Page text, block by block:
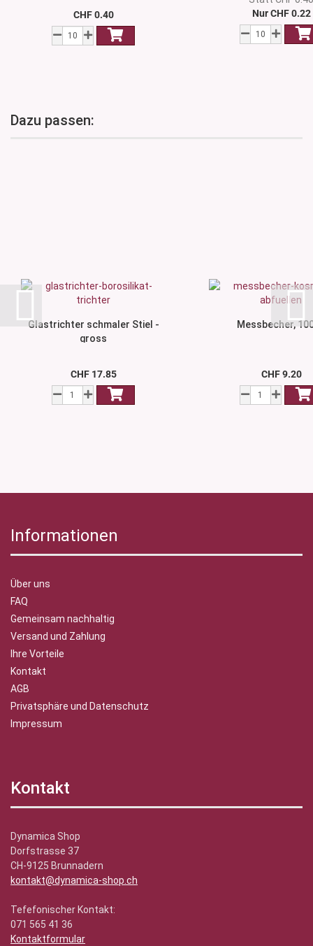
CHF 0.40
Nur CHF 0.22
Dazu passen:
Glastrichter schmaler Stiel -
gross
CHF 17.85
Messbecher,
CHF 9.20
Informationen
Über uns
FAQ
Gemeinsam nachhaltig
Versand und Zahlung
Ihre Vorteile
Kontakt
AGB
Privatsphäre und Datenschutz
Impressum
Kontakt
Dynamica Shop
Dorfstrasse 37
CH-9125 Brunnadern
kontakt@dynamica-shop.ch
Tefefonischer Kontakt:
071 565 41 36
Kontaktformular